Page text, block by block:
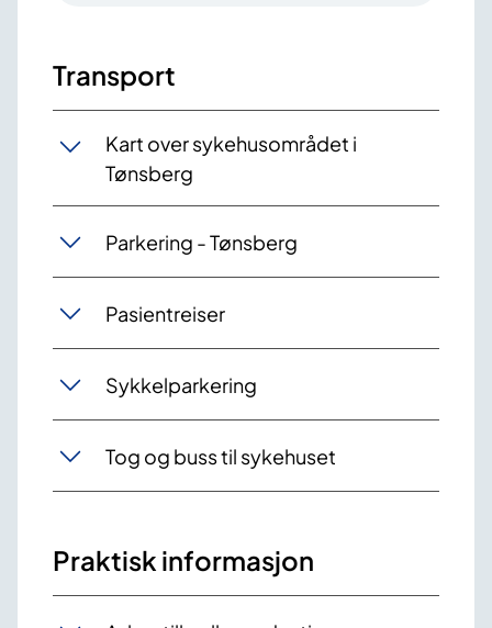
Transport
Kart over sykehusområdet i
Tønsberg
Parkering - Tønsberg
Pasientreiser
Sykkelparkering
Tog og buss til sykehuset
Praktisk informasjon